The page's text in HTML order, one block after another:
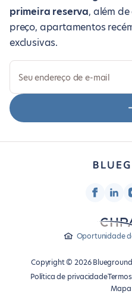
primeira reserva, além
preço, apartamentos
exclusivas.
Seu endereço de e-mail
Oportunidade
Copyright © 2026
Política de privacidade